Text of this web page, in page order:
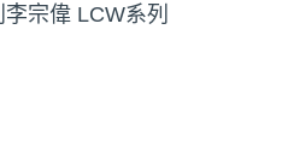
李宗偉 LCW系列